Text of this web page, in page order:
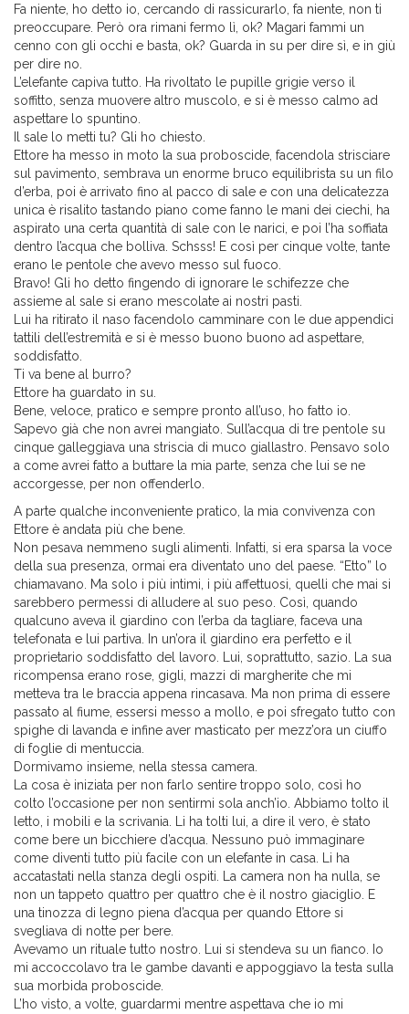
Fa niente, ho detto io, cercando di rassicurarlo, fa niente, non ti
preoccupare. Però ora rimani fermo lì, ok? Magari fammi un
cenno con gli occhi e basta, ok? Guarda in su per dire sì, e in giù
per dire no.
L’elefante capiva tutto. Ha rivoltato le pupille grigie verso il
soffitto, senza muovere altro muscolo, e si è messo calmo ad
aspettare lo spuntino.
Il sale lo metti tu? Gli ho chiesto.
Ettore ha messo in moto la sua proboscide, facendola strisciare
sul pavimento, sembrava un enorme bruco equilibrista su un filo
d’erba, poi è arrivato fino al pacco di sale e con una delicatezza
unica è risalito tastando piano come fanno le mani dei ciechi, ha
aspirato una certa quantità di sale con le narici, e poi l’ha soffiata
dentro l’acqua che bolliva. Schsss! E così per cinque volte, tante
erano le pentole che avevo messo sul fuoco.
Bravo! Gli ho detto fingendo di ignorare le schifezze che
assieme al sale si erano mescolate ai nostri pasti.
Lui ha ritirato il naso facendolo camminare con le due appendici
tattili dell’estremità e si è messo buono buono ad aspettare,
soddisfatto.
Ti va bene al burro?
Ettore ha guardato in su.
Bene, veloce, pratico e sempre pronto all’uso, ho fatto io.
Sapevo già che non avrei mangiato. Sull’acqua di tre pentole su
cinque galleggiava una striscia di muco giallastro. Pensavo solo
a come avrei fatto a buttare la mia parte, senza che lui se ne
accorgesse, per non offenderlo.
A parte qualche inconveniente pratico, la mia convivenza con
Ettore è andata più che bene.
Non pesava nemmeno sugli alimenti. Infatti, si era sparsa la voce
della sua presenza, ormai era diventato uno del paese. “Etto” lo
chiamavano. Ma solo i più intimi, i più affettuosi, quelli che mai si
sarebbero permessi di alludere al suo peso. Così, quando
qualcuno aveva il giardino con l’erba da tagliare, faceva una
telefonata e lui partiva. In un’ora il giardino era perfetto e il
proprietario soddisfatto del lavoro. Lui, soprattutto, sazio. La sua
ricompensa erano rose, gigli, mazzi di margherite che mi
metteva tra le braccia appena rincasava. Ma non prima di essere
passato al fiume, essersi messo a mollo, e poi sfregato tutto con
spighe di lavanda e infine aver masticato per mezz’ora un ciuffo
di foglie di mentuccia.
Dormivamo insieme, nella stessa camera.
La cosa è iniziata per non farlo sentire troppo solo, così ho
colto l’occasione per non sentirmi sola anch’io. Abbiamo tolto il
letto, i mobili e la scrivania. Li ha tolti lui, a dire il vero, è stato
come bere un bicchiere d’acqua. Nessuno può immaginare
come diventi tutto più facile con un elefante in casa. Li ha
accatastati nella stanza degli ospiti. La camera non ha nulla, se
non un tappeto quattro per quattro che è il nostro giaciglio. E
una tinozza di legno piena d’acqua per quando Ettore si
svegliava di notte per bere.
Avevamo un rituale tutto nostro. Lui si stendeva su un fianco. Io
mi accoccolavo tra le gambe davanti e appoggiavo la testa sulla
sua morbida proboscide.
L’ho visto, a volte, guardarmi mentre aspettava che io mi